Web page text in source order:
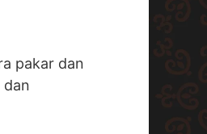
pakar dan
dan